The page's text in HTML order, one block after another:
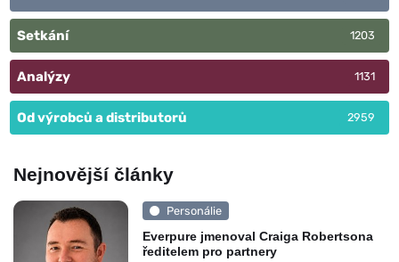
Setkání 1203
Analýzy 1131
Od výrobců a distributorů 2959
Nejnovější články
Personálie
Everpure jmenoval Craiga Robertsona
ředitelem pro partnery